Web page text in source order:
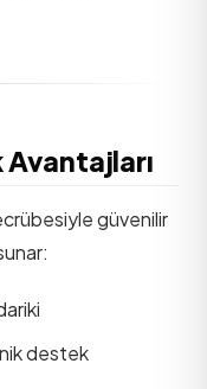
Avantajları
güvenilir
destek